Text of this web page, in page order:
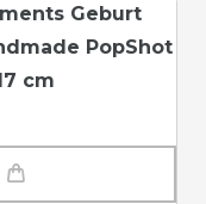
Geburt
PopShot
cm